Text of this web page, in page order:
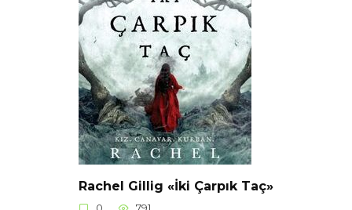
Rachel Gillig «İki Çarpık Taç»